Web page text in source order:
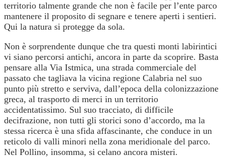
territorio talmente grande che non è facile per l’ente parco
mantenere il proposito di segnare e tenere aperti i sentieri.
Qui la natura si protegge da sola.
Non è sorprendente dunque che tra questi monti labirintici
vi siano percorsi antichi, ancora in parte da scoprire. Basta
pensare alla Via Istmica, una strada commerciale del
passato che tagliava la vicina regione Calabria nel suo
punto più stretto e serviva, dall’epoca della colonizzazione
greca, al trasporto di merci in un territorio
accidentatissimo. Sul suo tracciato, di difficile
decifrazione, non tutti gli storici sono d’accordo, ma la
stessa ricerca è una sfida affascinante, che conduce in un
reticolo di valli minori nella zona meridionale del parco.
Nel Pollino, insomma, si celano ancora misteri.